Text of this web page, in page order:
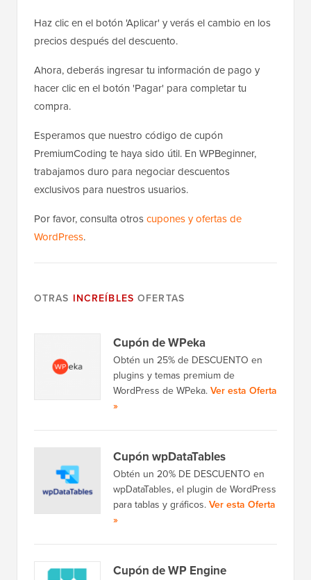
Haz clic en el botón 'Aplicar' y verás el cambio en los
precios después del descuento.
Ahora, deberás ingresar tu información de pago y
hacer clic en el botón 'Pagar' para completar tu
compra.
Esperamos que nuestro código de cupón
PremiumCoding te haya sido útil. En WPBeginner,
trabajamos duro para negociar descuentos
exclusivos para nuestros usuarios.
Por favor, consulta otroscupones y ofertas de
WordPress.
OTRAS INCREÍBLES OFERTAS
Cupón de WPeka
Obtén un 25% de DESCUENTO en
plugins y temas premium de
WordPress de WPeka. Ver esta Oferta
»
Cupón wpDataTables
Obtén un 20% DE DESCUENTO en
wpDataTables, el plugin de WordPress
para tablas y gráficos. Ver esta Oferta
»
Cupón de WP Engine